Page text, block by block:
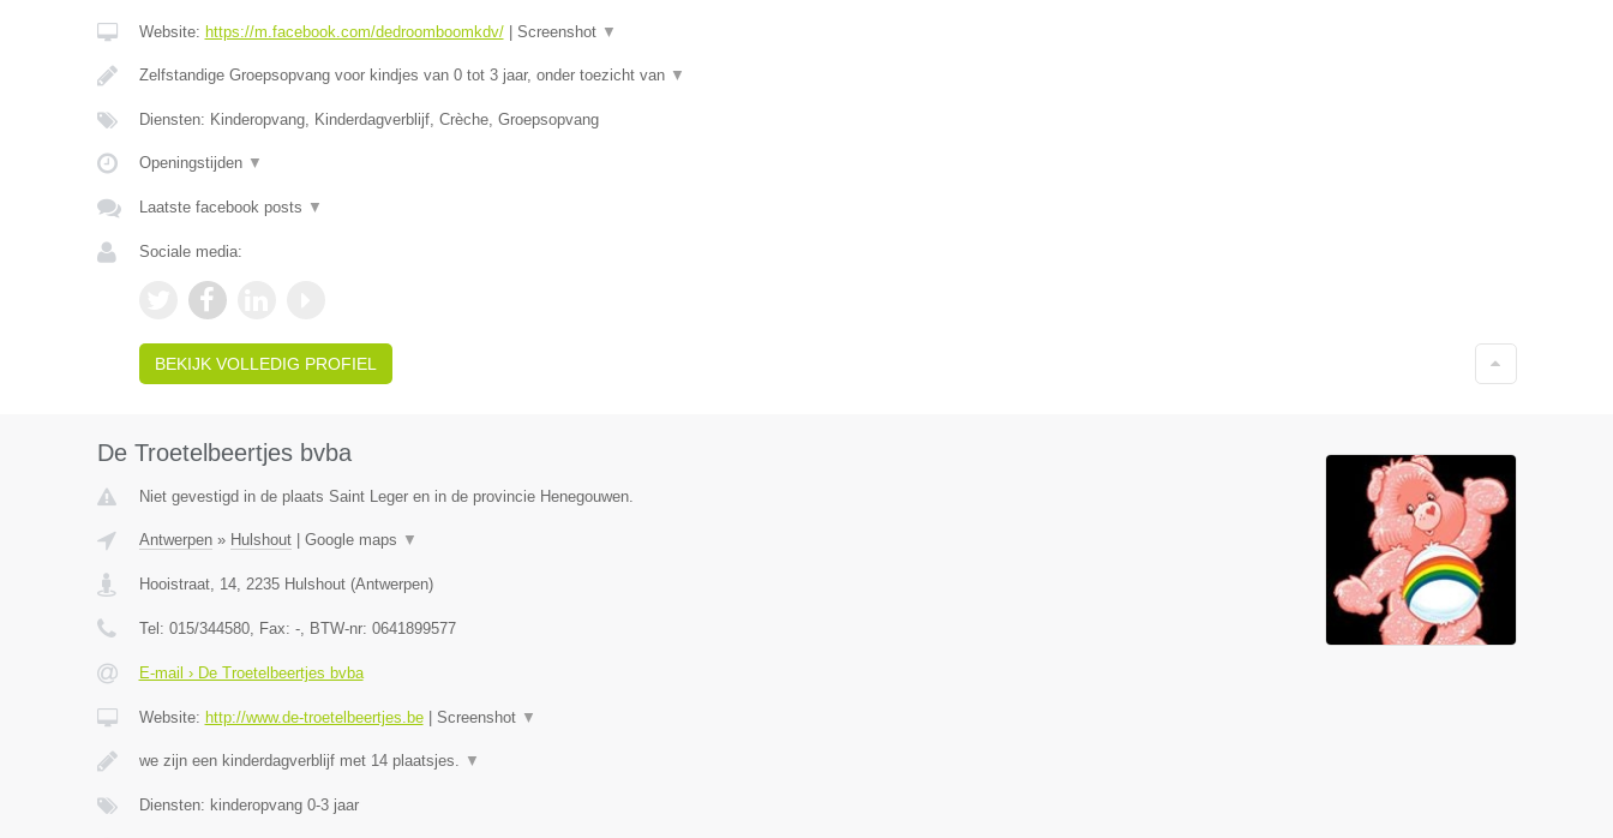
Website: https://m.facebook.com/dedroomboomkdv/| Screenshot ▼
Zelfstandige Groepsopvang voor kindjes van 0 tot 3 jaar, onder toezicht van ▼
Diensten: Kinderopvang, Kinderdagverblijf, Crèche, Groepsopvang
Openingstijden ▼
Laatste facebook posts ▼
Sociale media:
BEKIJK VOLLEDIG PROFIEL
De Troetelbeertjes bvba
Niet gevestigd in de plaats Saint Leger en in de provincie Henegouwen.
Antwerpen» Hulshout| Google maps ▼
Hooistraat, 14, 2235 Hulshout(Antwerpen)
Tel: 015/344580, Fax: -, BTW-nr: 0641899577
E-mail › De Troetelbeertjes bvba
Website: http://www.de-troetelbeertjes.be| Screenshot ▼
we zijn een kinderdagverblijf met 14 plaatsjes. ▼
Diensten: kinderopvang 0-3 jaar